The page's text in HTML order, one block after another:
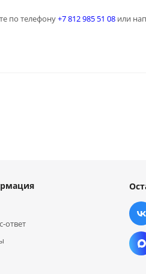
по телефону+7 812 985 51 08 или
ответ